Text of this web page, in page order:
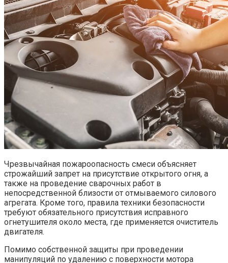
Чрезвычайная пожароопасность смеси объясняет
строжайший запрет на присутствие открытого огня, а
также на проведение сварочных работ в
непосредственной близости от отмываемого силового
агрегата. Кроме того, правила техники безопасности
требуют обязательного присутствия исправного
огнетушителя около места, где применяется очиститель
двигателя.
Помимо собственной защиты при проведении
манипуляций по удалению с поверхности мотора